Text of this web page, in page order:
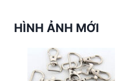
HÌNH ẢNH MỚI